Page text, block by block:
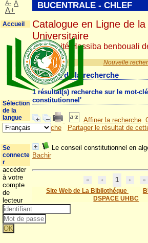
Nouvelle
Résultat de la recherche
1 résultat(s) recherche sur le mot-
constitutionnel'
Affiner la recherche
recherche
Partager le résultat de
Le conseil constitutionnel en
Bachir
1
Site Web de La Bibliothéque
DSPACE UHBC
BUCENTRALE - CHLEF
Catalogue en Ligne de
Universitaire
Université Hassiba benbouali
A- A
A+
Accueil
Sélection
de la
langue
Se
connecte
r
accéder
à votre
compte
de
lecteur